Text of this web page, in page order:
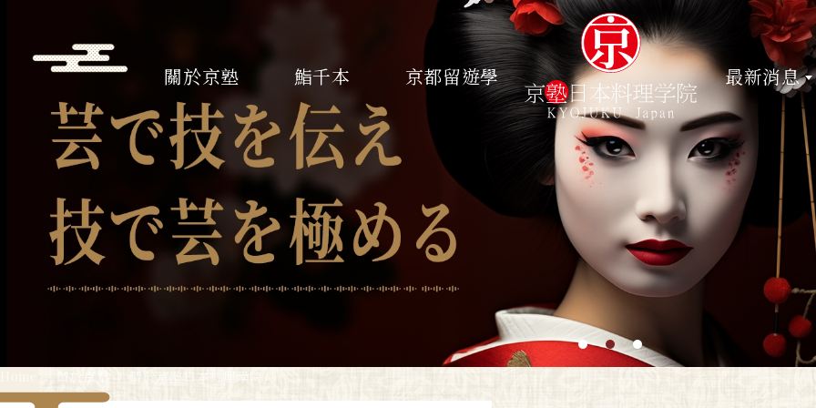
關於京塾 鮨千本 京都留遊學 最新消息
關於京塾 關於京塾日本料理學院